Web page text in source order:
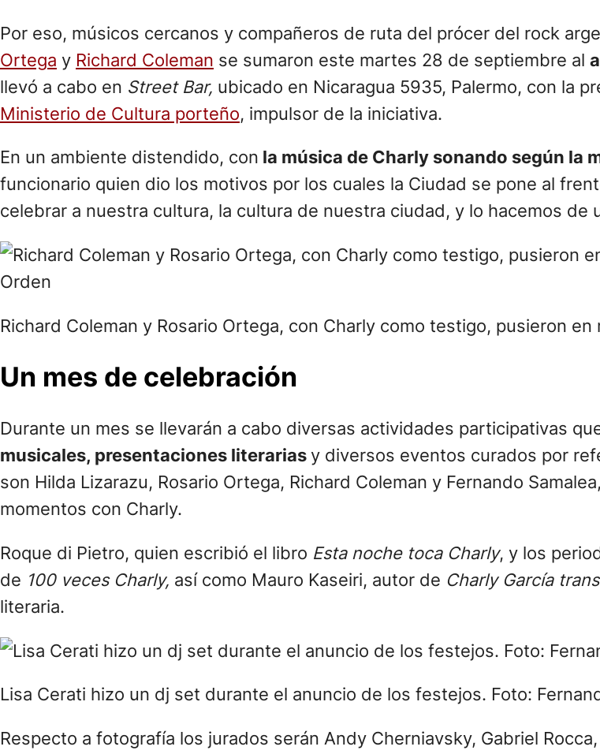
Por eso, músicos cercanos y compañeros de ruta del prócer del rock
Ortega y Richard Coleman se sumaron este martes 28 de septiembre al
llevó a cabo en Street Bar, ubicado en Nicaragua 5935, Palermo, con la
Ministerio de Cultura porteño, impulsor de la iniciativa.
En un ambiente distendido, con la música de Charly sonando según la
funcionario quien dio los motivos por los cuales la Ciudad se pone al
celebrar a nuestra cultura, la cultura de nuestra ciudad, y lo hacemos de
Richard Coleman y Rosario Ortega, con Charly como testigo, pusieron
Un mes de celebración
Durante un mes se llevarán a cabo diversas actividades participativas
musicales, presentaciones literarias y diversos eventos curados por
son Hilda Lizarazu, Rosario Ortega, Richard Coleman y Fernando
momentos con Charly.
Roque di Pietro, quien escribió el libro Esta noche toca Charly, y los
de 100 veces Charly, así como Mauro Kaseiri, autor de Charly García
literaria.
Lisa Cerati hizo un dj set durante el anuncio de los festejos. Foto:
Respecto a fotografía los jurados serán Andy Cherniavsky, Gabriel